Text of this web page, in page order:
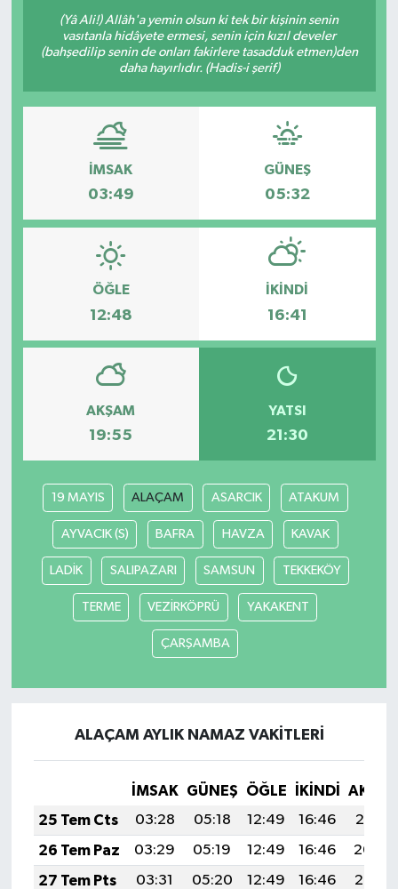
(Yâ Ali!) Allâh'a yemin olsun ki tek bir kişinin senin
vasıtanla hidâyete ermesi, senin için kızıl develer
(bahşedilip senin de onları fakirlere tasadduk etmen)den
daha hayırlıdır. (Hadis-i şerif)
İMSAK
03:49
GÜNEŞ
05:32
ÖĞLE
12:48
İKINDI
16:41
AKŞAM
19:55
YATSI
21:30
19 MAYIS ALAÇAM ASARCIK ATAKUM
AYVACIK (S) BAFRA HAVZA KAVAK
LADİK SALIPAZARI SAMSUN TEKKEKÖY
TERME VEZİRKÖPRÜ YAKAKENT
ÇARŞAMBA
ALAÇAM AYLIK NAMAZ VAKITLERI
İMSAK GÜNEŞ ÖĞLE İKINDI
25 Tem Cts
03:28 05:18 12:49 16:46
20:10
26 Tem Paz
03:29 05:19 12:49 16:46
20:09
27 Tem Pts
03:31 05:20 12:49 16:46
20:08
OTO DETAY
SON DAKİKA